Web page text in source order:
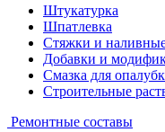
Штукатурка
Шпатлевка
Стяжки и
Добавки и
Смазка для
Строительные
Ремонтные составы